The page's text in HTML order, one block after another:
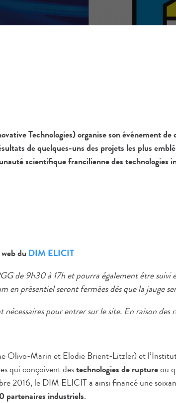
Technologies) organise son événement
de quelques-uns des projets les plus
scientifique francilienne des technologies
du DIM ELICIT
de 9h30 à 17h et pourra également être suivi
en présentiel seront fermées dès que la jauge
pour entrer sur le site. En raison
Olivo-Marin et Elodie Brient-Litzler) et
qui conçoivent destechnologies de ruptureou
2016, le DIM ELICIT a ainsi financé une
partenaires industriels.